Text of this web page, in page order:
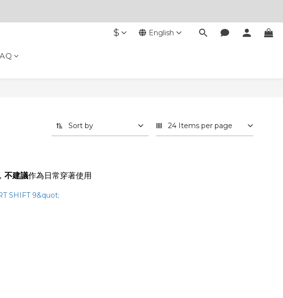
$ English
Sort by 24 Items per page
，不建議作為日常穿著使用